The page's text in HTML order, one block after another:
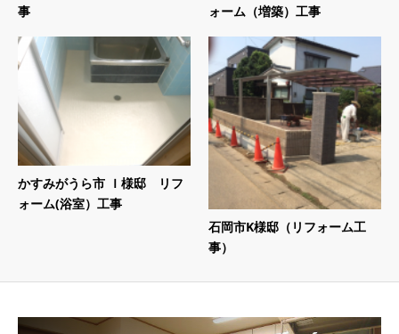
事
ォーム（増築）工事
かすみがうら市 Ｉ様邸 リフ
ォーム(浴室）工事
石岡市K様邸（リフォーム工
事）